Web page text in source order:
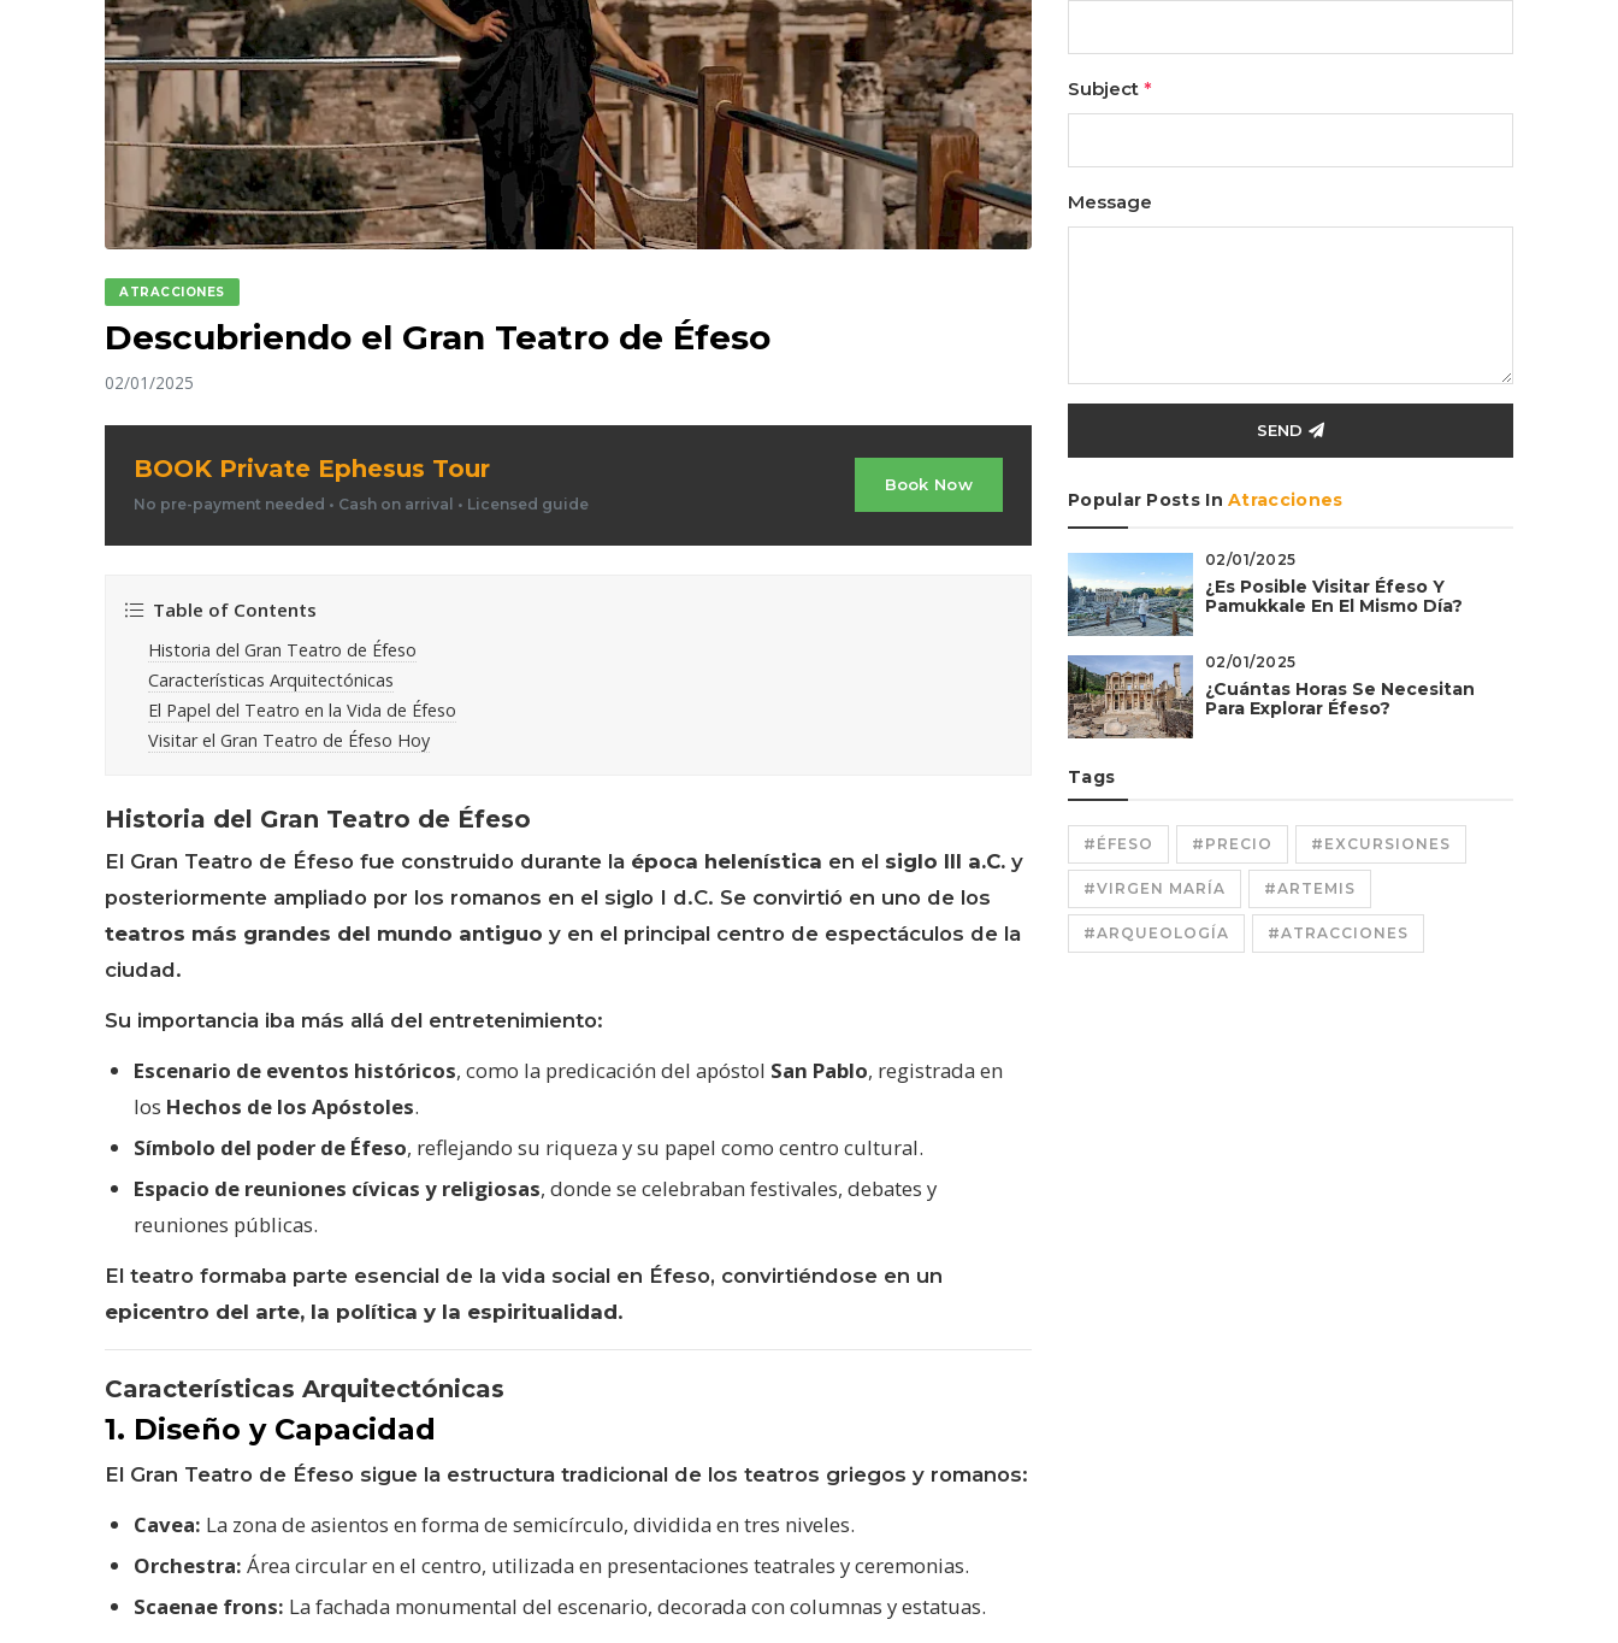
ATRACCIONES
Descubriendo el Gran Teatro de Éfeso
02/01/2025
BOOK Private Ephesus Tour
No pre-payment needed • Cash on arrival • Licensed guide
Book Now
Table of Contents
Historia del Gran Teatro de Éfeso
Características Arquitectónicas
El Papel del Teatro en la Vida de Éfeso
Visitar el Gran Teatro de Éfeso Hoy
Historia del Gran Teatro de Éfeso
El Gran Teatro de Éfeso fue construido durante la época helenística en el siglo III a.C. y
posteriormente ampliado por los romanos en el siglo I d.C. Se convirtió en uno de los
teatros más grandes del mundo antiguo y en el principal centro de espectáculos de la
ciudad.
Su importancia iba más allá del entretenimiento:
Escenario de eventos históricos, como la predicación del apóstol San Pablo, registrada en
los Hechos de los Apóstoles.
Símbolo del poder de Éfeso, reflejando su riqueza y su papel como centro cultural.
Espacio de reuniones cívicas y religiosas, donde se celebraban festivales, debates y
reuniones públicas.
El teatro formaba parte esencial de la vida social en Éfeso, convirtiéndose en un
epicentro del arte, la política y la espiritualidad.
Características Arquitectónicas
1. Diseño y Capacidad
El Gran Teatro de Éfeso sigue la estructura tradicional de los teatros griegos y romanos:
Cavea: La zona de asientos en forma de semicírculo, dividida en tres niveles.
Orchestra: Área circular en el centro, utilizada en presentaciones teatrales y ceremonias.
Scaenae frons: La fachada monumental del escenario, decorada con columnas y estatuas.
Subject *
Message
SEND
Popular Posts InAtracciones
02/01/2025
¿Es Posible Visitar Éfeso Y
Pamukkale En El Mismo Día?
02/01/2025
¿Cuántas Horas Se Necesitan
Para Explorar Éfeso?
Tags
#ÉFESO #PRECIO #EXCURSIONES
#VIRGEN MARÍA #ARTEMIS
#ARQUEOLOGÍA #ATRACCIONES